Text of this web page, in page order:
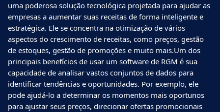
uma poderosa solução tecnológica projetada para ajudar as
empresas a aumentar suas receitas de forma inteligente e
estratégica. Ele se concentra na otimização de vários
aspectos do crescimento de receitas, como preços, gestão
de estoques, gestão de promoções e muito mais.Um dos
principais benefícios de usar um software de RGM é sua
capacidade de analisar vastos conjuntos de dados para
identificar tendências e oportunidades. Por exemplo, ele
pode ajudá-lo a determinar os momentos mais oportunos
para ajustar seus preços, direcionar ofertas promocionais